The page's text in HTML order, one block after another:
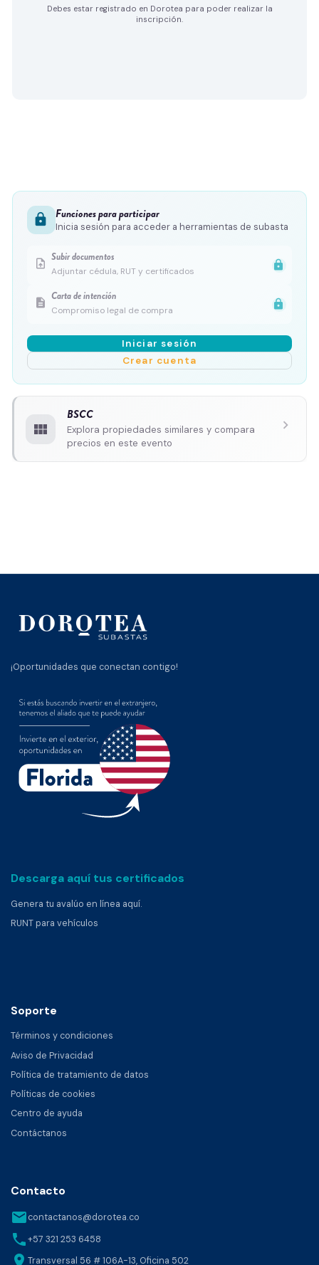
Debes estar registrado en Dorotea para poder realizar la
inscripción.
lock Funciones para participar
Inicia sesión para acceder a herramientas de subasta
upload_file Subir documentos
Adjuntar cédula, RUT y certificados
lock
description Carta de intención
Compromiso legal de compra
lock
Iniciar sesión
Crear cuenta
view_module
BSCC
Explora propiedades similares y compara
precios en este evento
chevron_right
¡Oportunidades que conectan contigo!
Descarga aquí tus certificados
Genera tu avalúo en línea aquí.
RUNT para vehículos
Soporte
Términos y condiciones
Aviso de Privacidad
Política de tratamiento de datos
Políticas de cookies
Centro de ayuda
Contáctanos
Contacto
emailcontactanos@dorotea.co
phone+57 321 253 6458
location_onTransversal 56 # 106A-13, Oficina 502